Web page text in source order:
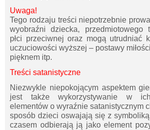
Uwaga!
Tego rodzaju treści niepotrzebnie
wyobraźni dziecka, przedmiotowego
płci przeciwnej oraz mogą utrudniać
uczuciowości wyższej – postawy
pięknem itp.
Treści satanistyczne
Niezwykle niepokojącym aspektem
jest także wykorzystywanie w
elementów o wyraźnie satanistycznym
sposób dzieci oswajają się z
czasem odbierają ją jako element